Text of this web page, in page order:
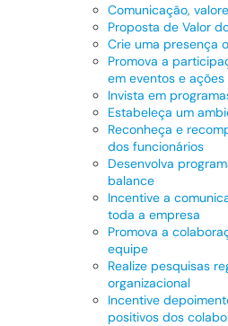
Comunicação,
Proposta de Valor
Crie uma presença
Promova a
em eventos e
Invista em
Estabeleça um
Reconheça e
dos funcionários
Desenvolva
balance
Incentive a
toda a empresa
Promova a
equipe
Realize pesquisas
organizacional
Incentive
positivos dos